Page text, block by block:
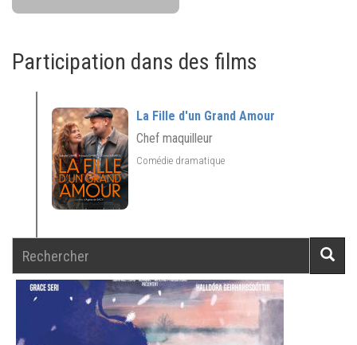
Participation dans des films
La Fille d'un Grand Amour
Chef maquilleur
Comédie dramatique